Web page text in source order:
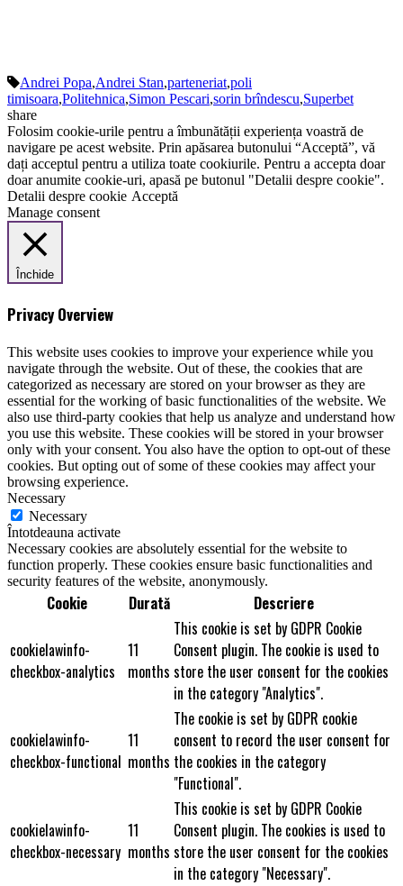
Andrei Popa,Andrei Stan,parteneriat,poli
timisoara,Politehnica,Simon Pescari,sorin brîndescu,Superbet
share
Folosim cookie-urile pentru a îmbunătății experiența voastră de
navigare pe acest website. Prin apăsarea butonului “Acceptă”, vă
dați acceptul pentru a utiliza toate cookiurile. Pentru a accepta doar
doar anumite cookie-uri, apasă pe butonul "Detalii despre cookie".
Detalii despre cookie Acceptă
Manage consent
Închide
Privacy Overview
This website uses cookies to improve your experience while you
navigate through the website. Out of these, the cookies that are
categorized as necessary are stored on your browser as they are
essential for the working of basic functionalities of the website. We
also use third-party cookies that help us analyze and understand how
you use this website. These cookies will be stored in your browser
only with your consent. You also have the option to opt-out of these
cookies. But opting out of some of these cookies may affect your
browsing experience.
Necessary
Necessary
Întotdeauna activate
Necessary cookies are absolutely essential for the website to
function properly. These cookies ensure basic functionalities and
security features of the website, anonymously.
Cookie Durată Descriere
cookielawinfo-
checkbox-analytics
11
months
This cookie is set by GDPR Cookie
Consent plugin. The cookie is used to
store the user consent for the cookies
in the category "Analytics".
cookielawinfo-
checkbox-functional
11
months
The cookie is set by GDPR cookie
consent to record the user consent for
the cookies in the category
"Functional".
cookielawinfo-
checkbox-necessary
11
months
This cookie is set by GDPR Cookie
Consent plugin. The cookies is used to
store the user consent for the cookies
in the category "Necessary".